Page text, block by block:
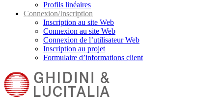
Profils linéaires
Connexion/Inscription
Inscription au site Web
Connexion au site Web
Connexion de l’utilisateur Web
Inscription au projet
Formulaire d’informations client